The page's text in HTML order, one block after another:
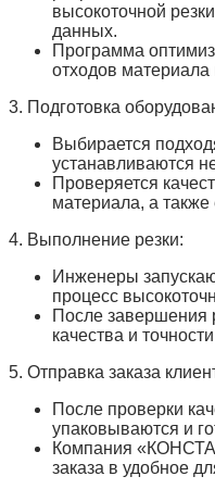
высокоточной
данных.
Программа
отходов материала
3. Подготовка
Выбирается
устанавливаются
Проверяется
материала, а также
4. Выполнение резки:
Инженеры
процесс
После завершения
качества и
5. Отправка заказа
После проверки
упаковываются и
Компания
заказа в удобное